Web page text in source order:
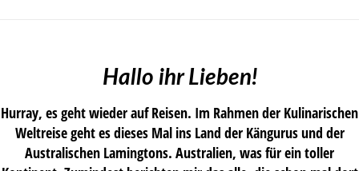
Hallo ihr Lieben!
Hurray, es geht wieder auf Reisen. Im Rahmen der Kulinarischen
Weltreise geht es dieses Mal ins Land der Kängurus und der
Australischen Lamingtons. Australien, was für ein toller